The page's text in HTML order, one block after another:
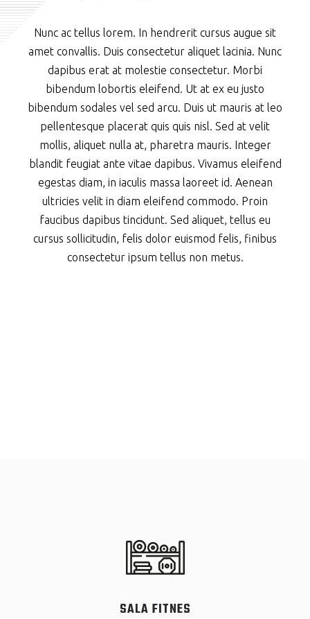
Nunc ac tellus lorem. In hendrerit cursus augue sit
amet convallis. Duis consectetur aliquet lacinia. Nunc
dapibus erat at molestie consectetur. Morbi
bibendum lobortis eleifend. Ut at ex eu justo
bibendum sodales vel sed arcu. Duis ut mauris at leo
pellentesque placerat quis quis nisl. Sed at velit
mollis, aliquet nulla at, pharetra mauris. Integer
blandit feugiat ante vitae dapibus. Vivamus eleifend
egestas diam, in iaculis massa laoreet id. Aenean
ultricies velit in diam eleifend commodo. Proin
faucibus dapibus tincidunt. Sed aliquet, tellus eu
cursus sollicitudin, felis dolor euismod felis, finibus
consectetur ipsum tellus non metus.
SALA FITNES